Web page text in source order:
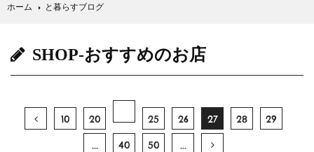
ホーム と暮らすブログ
SHOP-おすすめのお店
10 20 25 26 27 28 29
... 40 50 ...